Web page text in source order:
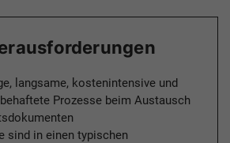
langsame, kostenintensive und
Prozesse beim Austausch
sind in einen typischen